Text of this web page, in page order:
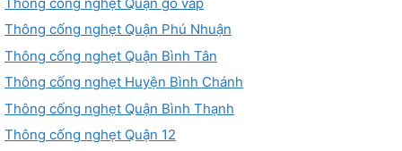
Thông cống nghẹt Quận Phú Nhuận
Thông cống nghẹt Quận Bình Tân
Thông cống nghẹt Huyện Bình Chánh
Thông cống nghẹt Quận Bình Thạnh
Thông cống nghẹt Quận 12